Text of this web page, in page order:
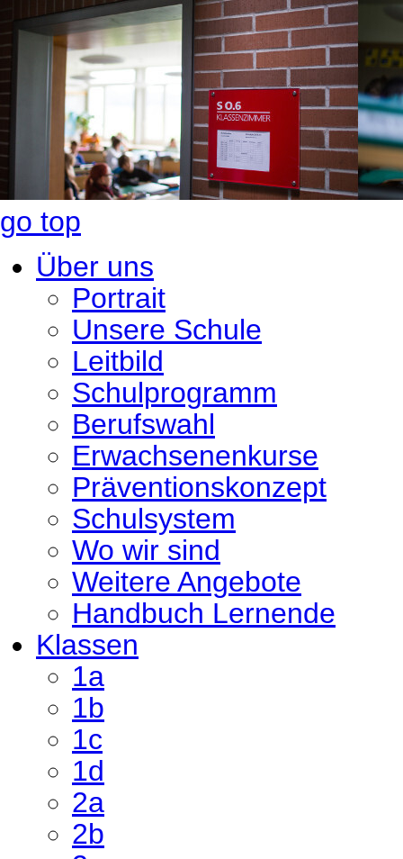
go top
Über uns
Portrait
Unsere Schule
Leitbild
Schulprogramm
Berufswahl
Erwachsenenkurse
Präventionskonzept
Schulsystem
Wo wir sind
Weitere Angebote
Handbuch Lernende
Klassen
1a
1b
1c
1d
2a
2b